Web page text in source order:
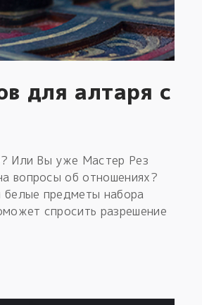
для алтаря с
Или Вы уже Мастер Рез
вопросы об отношениях?
белые предметы набора
спросить разрешение